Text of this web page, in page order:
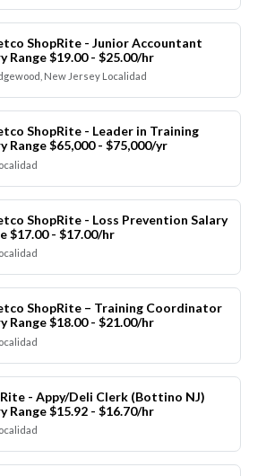
ShopRite - Junior Accountant
Range $19.00 - $25.00/hr
New Jersey Localidad
ShopRite - Leader in Training
Range $65,000 - $75,000/yr
ShopRite - Loss Prevention Salary
$17.00 - $17.00/hr
ShopRite – Training Coordinator
Range $18.00 - $21.00/hr
- Appy/Deli Clerk (Bottino NJ)
Range $15.92 - $16.70/hr